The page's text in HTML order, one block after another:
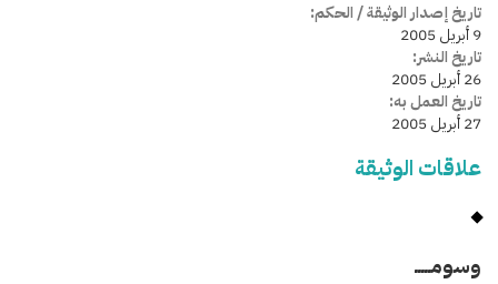
تاريخ إصدار الوثيقة / الحكم:
9 أبريل 2005
تاريخ النشر:
26 أبريل 2005
تاريخ العمل به:
27 أبريل 2005
علاقات الوثيقة
وسومـــــ